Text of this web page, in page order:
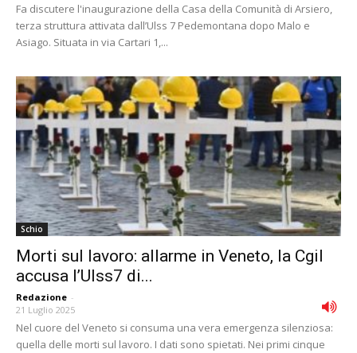
Fa discutere l'inaugurazione della Casa della Comunità di Arsiero,
terza struttura attivata dall’Ulss 7 Pedemontana dopo Malo e
Asiago. Situata in via Cartari 1,...
Schio
Morti sul lavoro: allarme in Veneto, la Cgil
accusa l’Ulss7 di...
Redazione -
21 Luglio 2025
Nel cuore del Veneto si consuma una vera emergenza silenziosa:
quella delle morti sul lavoro. I dati sono spietati. Nei primi cinque